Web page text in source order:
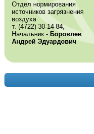
Отдел нормирования
источников загрязнения
воздуха
т. (4722) 30-14-84,
Начальник - Боровлев
Андрей Эдуардович